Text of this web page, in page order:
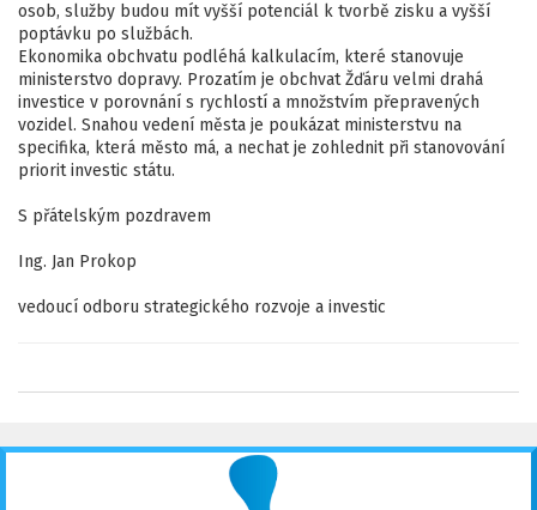
osob, služby budou mít vyšší potenciál k tvorbě zisku a vyšší
poptávku po službách.
Ekonomika obchvatu podléhá kalkulacím, které stanovuje
ministerstvo dopravy. Prozatím je obchvat Žďáru velmi drahá
investice v porovnání s rychlostí a množstvím přepravených
vozidel. Snahou vedení města je poukázat ministerstvu na
specifika, která město má, a nechat je zohlednit při stanovování
priorit investic státu.
S přátelským pozdravem
Ing. Jan Prokop
vedoucí odboru strategického rozvoje a investic